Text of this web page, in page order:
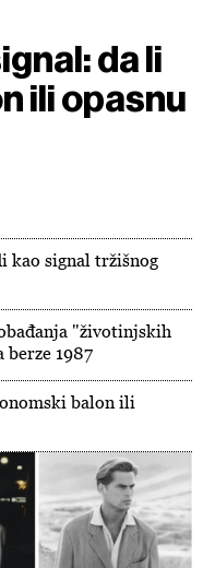
da li
ili opasnu
kao signal tržišnog
"životinjskih
1987
balon ili